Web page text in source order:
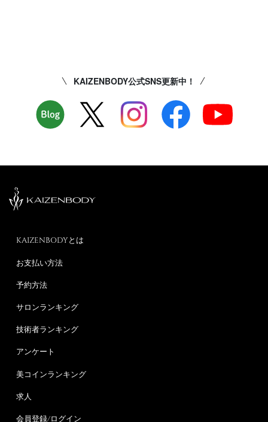
KAIZENBODY公式SNS更新中！
KAIZENBODYとは
お支払い方法
予約方法
サロンランキング
技術者ランキング
アンケート
美コインランキング
求人
会員登録/ログイン